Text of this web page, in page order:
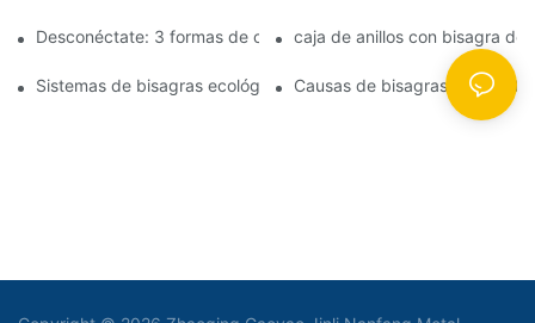
Desconéctate: 3 formas de crear puertas visualmente
caja de anillos con bisagra de
Sistemas de bisagras ecológicas: juntas herméticas para
Causas de bisagras de